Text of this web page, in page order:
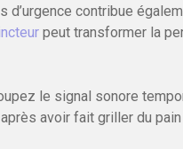
contribue
peut transformer la
le signal sonore
avoir fait griller du